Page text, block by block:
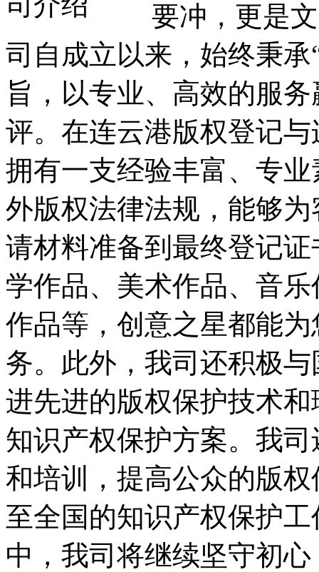
要冲，更是
司自成立以来，始终秉
旨，以专业、高效的服
评。在连云港版权登记
拥有一支经验丰富、专
外版权法律法规，能够
请材料准备到最终登记
学作品、美术作品、音
作品等，创意之星都能
务。此外，我司还积极
进先进的版权保护技术
知识产权保护方案。我
和培训，提高公众的版
至全国的知识产权保护
中，我司将继续坚守初